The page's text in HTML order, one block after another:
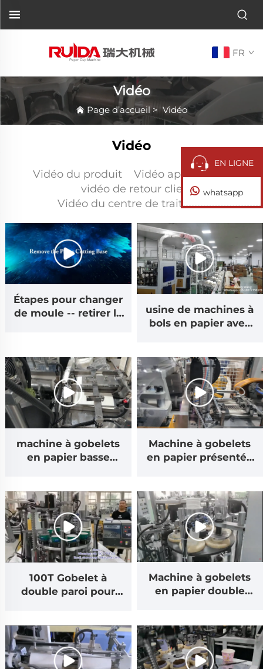
FR
Vidéo
Page d’accueil>Vidéo
Vidéo
Vidéo du produit
Vidéo après-vente
vidéo de retour client
Vidéo du centre de traitement
Étapes pour changer
de moule -- retirer la
usine de machines à
bols en papier avec
automatique
machine à gobelets
en papier basse
grand gobelet Coca-
Cola et gobelet à thé
glacé 900 ml
2024.07.02
Machine à gobelets
en papier présentée
pièces/min
100T Gobelet à
double paroi pour
pour gobelets double
couche/gobelets à
double paroi
Machine à gobelets
en papier double
creuse 55-65
pièces/min
EN LIGNE
whatsapp